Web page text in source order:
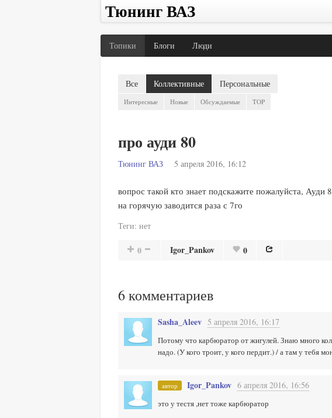
Тюнинг ВАЗ
Топики Блоги Люди
Все Коллективные Персональные
Интересные Новые Обсуждаемые TOP
про ауди 80
Тюнинг ВАЗ 5 апреля 2016, 16:12
вопрос такой кто знает подскажите пожалуйста,
на горячую заводится раза с 7го
Теги: нет
0 Igor_Pankov 0
6комментариев
Sasha_Aleev 5 апреля 2016, 16:17
Потому что карбюратор от жигулей. Знаю много
надо. (У кого троит, у кого пердит.) / а там у тебя
автор Igor_Pankov 6 апреля 2016, 16:56
это у тестя ,нет тоже карбюратор